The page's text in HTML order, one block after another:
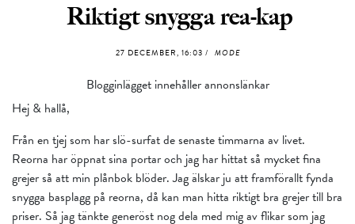
Riktigt snygga rea-kap
27 DECEMBER, 16:03 / MODE
Blogginlägget innehåller annonslänkar
Hej & hallå,
Från en tjej som har slö-surfat de senaste timmarna av livet.
Reorna har öppnat sina portar och jag har hittat så mycket fina
grejer så att min plånbok blöder. Jag älskar ju att framförallt fynda
snygga basplagg på reorna, då kan man hitta riktigt bra grejer till bra
priser. Så jag tänkte generöst nog dela med mig av flikar som jag